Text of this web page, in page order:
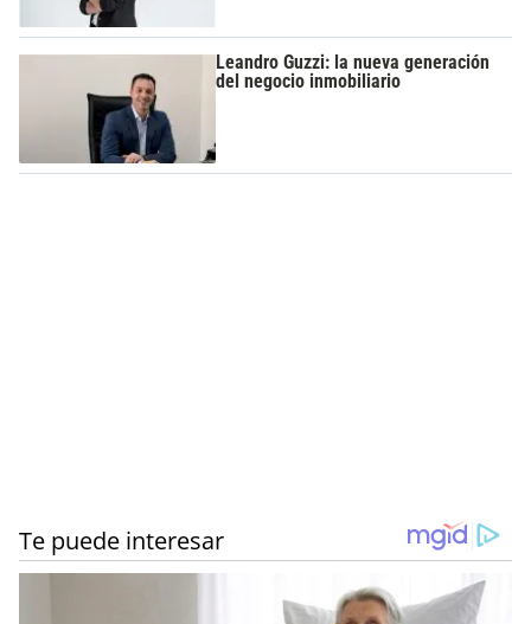
Leandro Guzzi: la nueva generación
del negocio inmobiliario